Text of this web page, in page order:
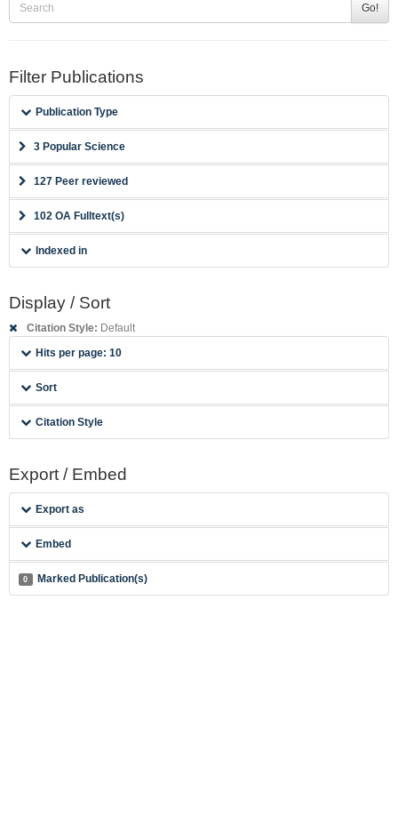
Go!
Filter Publications
Publication Type
3 Popular Science
127 Peer reviewed
102 OA Fulltext(s)
Indexed in
Display / Sort
Citation Style: Default
Hits per page: 10
Sort
Citation Style
Export / Embed
Export as
Embed
0 Marked Publication(s)